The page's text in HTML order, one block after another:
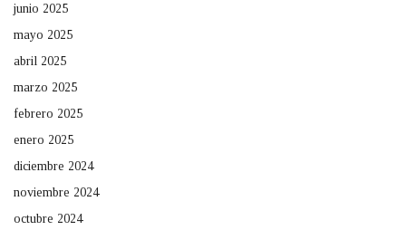
junio 2025
mayo 2025
abril 2025
marzo 2025
febrero 2025
enero 2025
diciembre 2024
noviembre 2024
octubre 2024